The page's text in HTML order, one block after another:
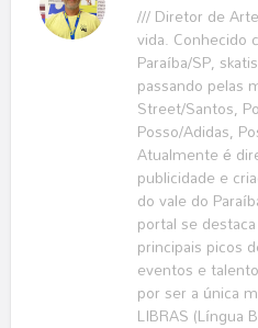
/// Diretor de
vida. Conhecido
Paraíba/SP,
passando pelas
Street/Santos,
Posso/Adidas,
Atualmente é
publicidade e
do vale do
portal se
principais picos
eventos e
por ser a única
LIBRAS (Língua